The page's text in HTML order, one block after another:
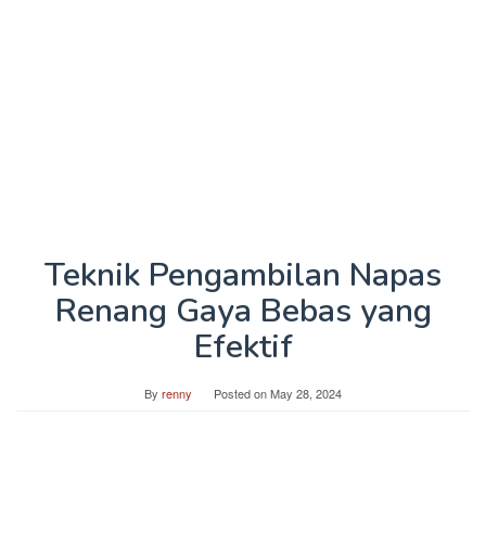
Teknik Pengambilan Napas
Renang Gaya Bebas yang
Efektif
By renny Posted onMay 28, 2024